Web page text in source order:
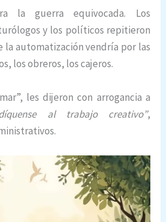
la guerra equivocada. Los
y los políticos repitieron
la automatización vendría por las
los obreros, los cajeros.
les dijeron con arrogancia a
al trabajo creativo”,